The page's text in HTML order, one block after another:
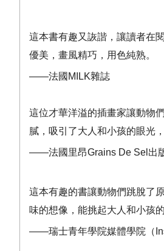
這本書有趣又詼諧，讓讀者在
優美，畫風精巧，用色純熟。
——法國 MILK雜誌
這位才華洋溢的插畫家讓動物
膩，吸引了大人和小孩的眼光
——法國里昂Grains De Sel 出
這本有趣的書讓動物們跳脫了
味的想像，能挑起大人和小孩的
——瑞士青年學院媒體學院（